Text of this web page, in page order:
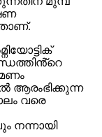
ആരംഭിക്കുന്ന
വരെ
നന്നായി